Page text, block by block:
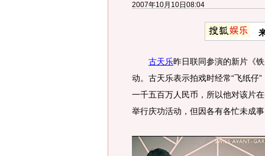
2007年10月10日08:04
古天乐昨日联同参演的新片《
动。古天乐表示拍戏时经常“飞纸仔
一千五百万人民币，所以他对该片
举行庆功活动，但因各有各忙未成